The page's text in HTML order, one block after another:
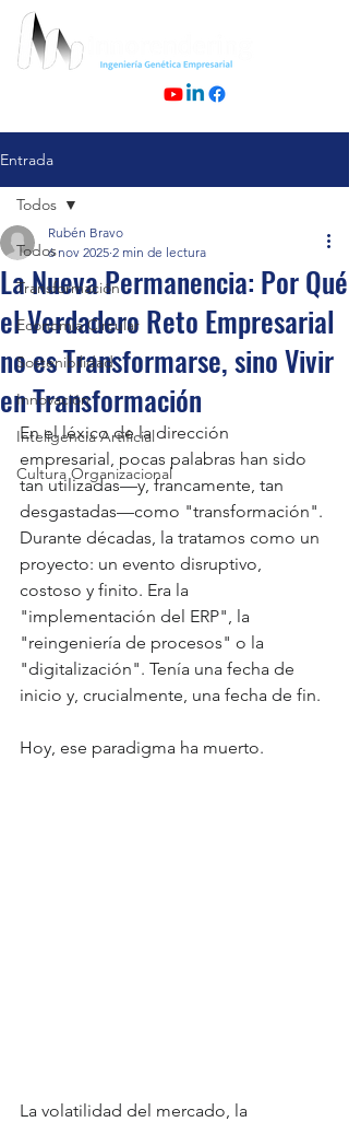
Entrada
Todos
Transformación
Economía Circular
Sostenibilidad
Innovación
Inteligencia Artificial
Cultura Organizacional
Todos
La Nueva Permanencia: Por Qué
el Verdadero Reto Empresarial
no es Transformarse, sino Vivir
en Transformación
Rubén Bravo
6 nov 2025 2 min de lectura
En el léxico de la dirección
empresarial, pocas palabras han sido
tan utilizadas—y, francamente, tan
desgastadas—como "transformación".
Durante décadas, la tratamos como un
proyecto: un evento disruptivo,
costoso y finito. Era la
"implementación del ERP", la
"reingeniería de procesos" o la
"digitalización". Tenía una fecha de
inicio y, crucialmente, una fecha de fin.
Hoy, ese paradigma ha muerto.
La volatilidad del mercado, la